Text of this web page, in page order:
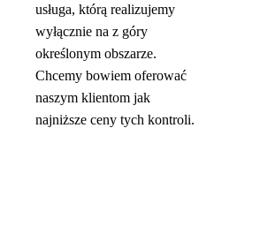
usługa, którą realizujemy
wyłącznie na z góry
określonym obszarze.
Chcemy bowiem oferować
naszym klientom jak
najniższe ceny tych kontroli.